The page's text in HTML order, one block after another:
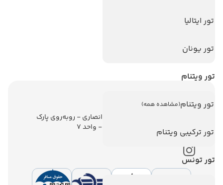
تور ایتالیا
تور یونان
تور ویتنام
تور ویتنام(مشاهده همه)
تور ترکیبی ویتنام
تور تونس
تور پوکت
تور سریلانکا
اطلاعات تماس
تهران - ولیعصر - نبش کوچه انصاری - روبه‌روی پارک
ملت - برج ملت - طبقه ششم - واحد 7